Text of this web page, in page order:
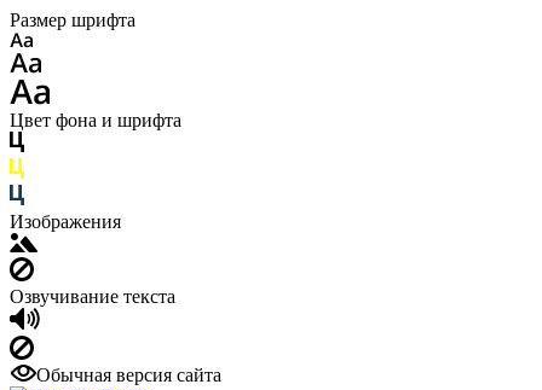
Размер шрифта
Цвет фона и шрифта
Изображения
Озвучивание текста
Обычная версия сайта